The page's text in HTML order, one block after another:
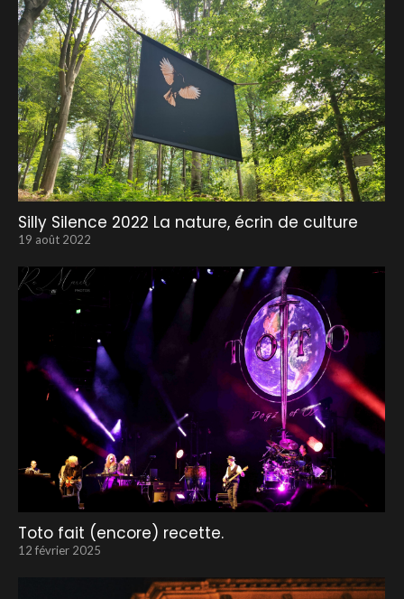
Silly Silence 2022 La nature, écrin de culture
19 août 2022
Toto fait (encore) recette.
12 février 2025